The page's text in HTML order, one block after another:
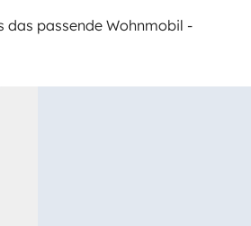
das passende Wohnmobil -